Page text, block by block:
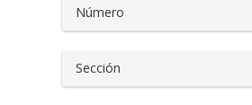
Número
Sección